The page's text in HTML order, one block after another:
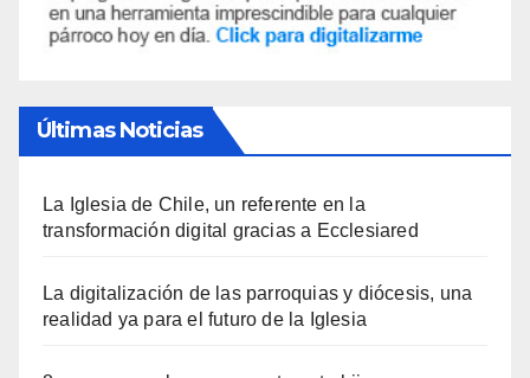
Últimas Noticias
La Iglesia de Chile, un referente en la
transformación digital gracias a Ecclesiared
La digitalización de las parroquias y diócesis, una
realidad ya para el futuro de la Iglesia